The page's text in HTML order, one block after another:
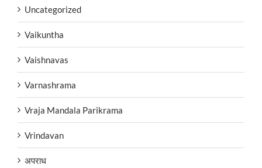
Uncategorized
Vaikuntha
Vaishnavas
Varnashrama
Vraja Mandala Parikrama
Vrindavan
अपराध